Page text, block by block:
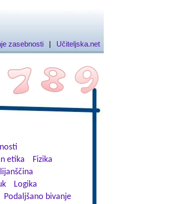
zasebnosti | Učiteljska.net
etika
Fizika
Logika
Podaljšano bivanje